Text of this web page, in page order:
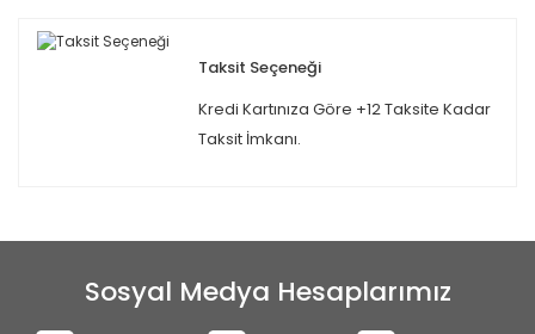
Taksit Seçeneği
Kredi Kartınıza Göre +12 Taksite Kadar
Taksit İmkanı.
Sosyal Medya Hesaplarımız